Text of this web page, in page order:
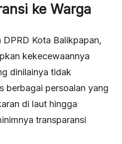
ke Warga
Kota Balikpapan,
kekecewaannya
dinilainya tidak
berbagai persoalan yang
di laut hingga
transparansi